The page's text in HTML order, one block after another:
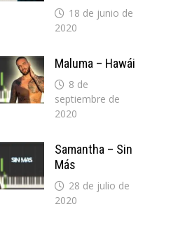
18 de junio de
2020
Maluma – Hawái
8 de
septiembre de
2020
Samantha – Sin
Más
28 de julio de
2020